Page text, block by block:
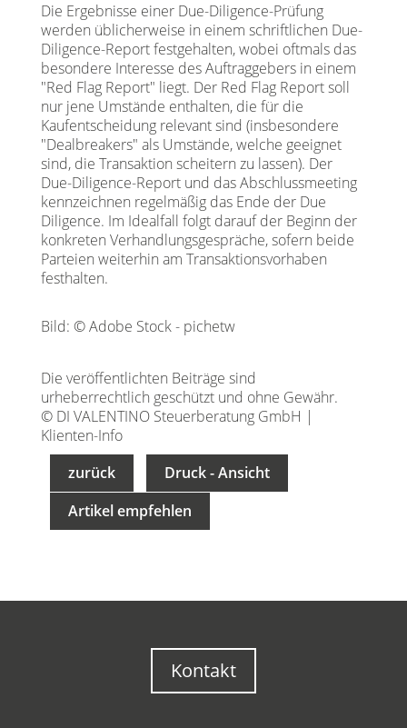
Die Ergebnisse einer Due-Diligence-Prüfung
werden üblicherweise in einem schriftlichen Due-
Diligence-Report festgehalten, wobei oftmals das
besondere Interesse des Auftraggebers in einem
"Red Flag Report" liegt. Der Red Flag Report soll
nur jene Umstände enthalten, die für die
Kaufentscheidung relevant sind (insbesondere
"Dealbreakers" als Umstände, welche geeignet
sind, die Transaktion scheitern zu lassen). Der
Due-Diligence-Report und das Abschlussmeeting
kennzeichnen regelmäßig das Ende der Due
Diligence. Im Idealfall folgt darauf der Beginn der
konkreten Verhandlungsgespräche, sofern beide
Parteien weiterhin am Transaktionsvorhaben
festhalten.
Bild: © Adobe Stock - pichetw
Die veröffentlichten Beiträge sind
urheberrechtlich geschützt und ohne Gewähr.
© DI VALENTINO Steuerberatung GmbH |
Klienten-Info
zurück
Druck - Ansicht
Artikel empfehlen
Kontakt